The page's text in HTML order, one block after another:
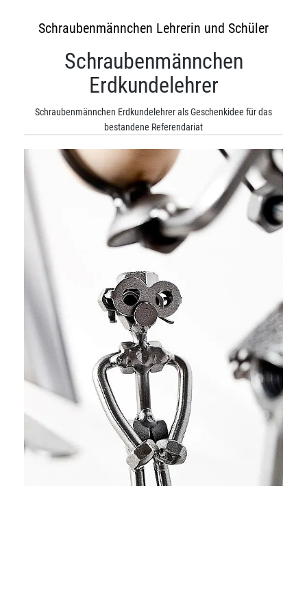
Schraubenmännchen Lehrerin und Schüler
Schraubenmännchen
Erdkundelehrer
Schraubenmännchen Erdkundelehrer als Geschenkidee für das
bestandene Referendariat